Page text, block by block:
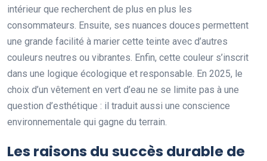
intérieur que recherchent de plus en plus les
consommateurs. Ensuite, ses nuances douces permettent
une grande facilité à marier cette teinte avec d’autres
couleurs neutres ou vibrantes. Enfin, cette couleur s’inscrit
dans une logique écologique et responsable. En 2025, le
choix d’un vêtement en vert d’eau ne se limite pas à une
question d’esthétique : il traduit aussi une conscience
environnementale qui gagne du terrain.
Les raisons du succès durable de